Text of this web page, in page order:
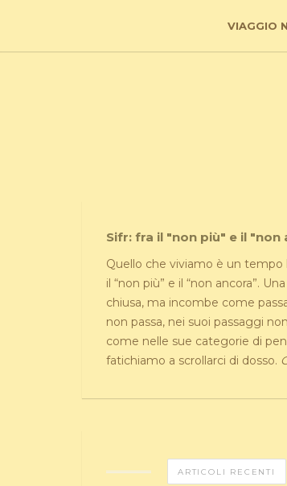
VIAGGIO
Sifr: fra il "non più" e il "non
Quello che viviamo è un tempo
il “non più” e il “non ancora”.
chiusa, ma incombe come
non passa, nei suoi passaggi
come nelle sue categorie di
fatichiamo a scrollarci di dosso.
ARTICOLI RECENTI